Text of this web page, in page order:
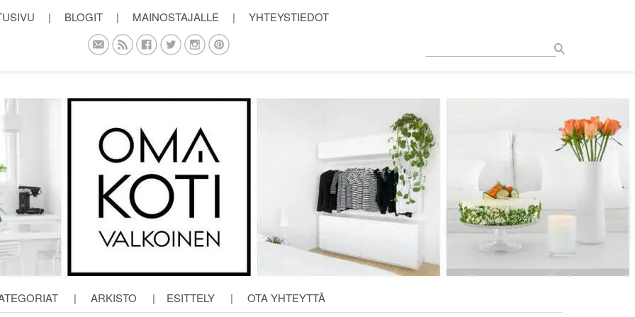
| BLOGIT | MAINOSTAJALLE | YHTEYSTIEDOT
| ARKISTO | ESITTELY | OTA YHTEYTTÄ